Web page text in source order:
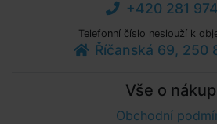
+420 281
Telefonní číslo neslouží k
Říčanská 69, 250
Vše o
Obchodní